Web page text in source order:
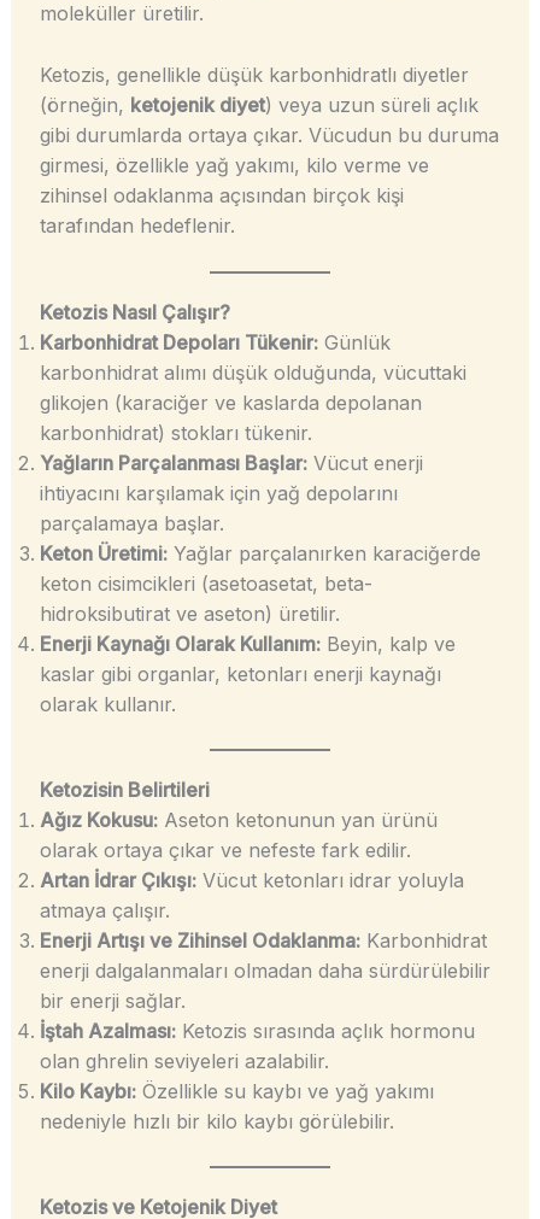
moleküller üretilir.
Ketozis, genellikle düşük karbonhidratlı diyetler
(örneğin, ketojenik diyet) veya uzun süreli açlık
gibi durumlarda ortaya çıkar. Vücudun bu duruma
girmesi, özellikle yağ yakımı, kilo verme ve
zihinsel odaklanma açısından birçok kişi
tarafından hedeflenir.
Ketozis Nasıl Çalışır?
Karbonhidrat Depoları Tükenir:Günlük
karbonhidrat alımı düşük olduğunda, vücuttaki
glikojen (karaciğer ve kaslarda depolanan
karbonhidrat) stokları tükenir.
Yağların Parçalanması Başlar:Vücut enerji
ihtiyacını karşılamak için yağ depolarını
parçalamaya başlar.
Keton Üretimi:Yağlar parçalanırken karaciğerde
keton cisimcikleri (asetoasetat, beta-
hidroksibutirat ve aseton) üretilir.
Enerji Kaynağı Olarak Kullanım:Beyin, kalp ve
kaslar gibi organlar, ketonları enerji kaynağı
olarak kullanır.
Ketozisin Belirtileri
Ağız Kokusu:Aseton ketonunun yan ürünü
olarak ortaya çıkar ve nefeste fark edilir.
Artan İdrar Çıkışı:Vücut ketonları idrar yoluyla
atmaya çalışır.
Enerji Artışı ve Zihinsel Odaklanma:Karbonhidrat
enerji dalgalanmaları olmadan daha sürdürülebilir
bir enerji sağlar.
İştah Azalması:Ketozis sırasında açlık hormonu
olan ghrelin seviyeleri azalabilir.
Kilo Kaybı:Özellikle su kaybı ve yağ yakımı
nedeniyle hızlı bir kilo kaybı görülebilir.
Ketozis ve Ketojenik Diyet